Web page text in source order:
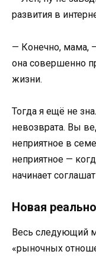
развития в
— Конечно, мама,
она совершенно
жизни.
Тогда я ещё не
невозврата. Вы
неприятное в
неприятное —
начинает
Новая
Весь следующий
«рыночных